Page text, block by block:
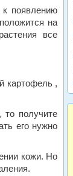
к появлению
на
все
картофель ,
то получите
его нужно
кожи. Но